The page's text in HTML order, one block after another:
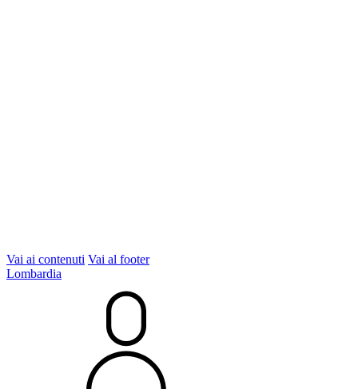
Vai ai contenuti Vai al footer
Lombardia